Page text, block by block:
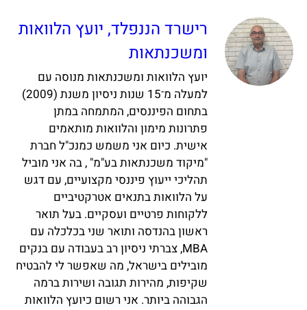
רישרד הננפלד, יועץ הלוואות
ומשכנתאות
יועץ הלוואות ומשכנתאות מנוסה עם
למעלה מ־15 שנות ניסיון משנת (2009)
בתחום הפיננסים, המתמחה במתן
פתרונות מימון והלוואות מותאמים
אישית. כיום אני משמש כמנכ"ל חברת
"מיקוד משכנתאות בע"מ" , בה אני מוביל
תהליכי ייעוץ פיננסי מקצועיים, עם דגש
על הלוואות בתנאים אטרקטיביים
ללקוחות פרטיים ועסקיים. בעל תואר
ראשון בהנדסה ותואר שני בכלכלה עם
MBA, צברתי ניסיון רב בעבודה עם בנקים
מובילים בישראל, מה שאפשר לי להבטיח
שקיפות, מהירות תגובה ושירות ברמה
הגבוהה ביותר. אני רשום כיועץ הלוואות